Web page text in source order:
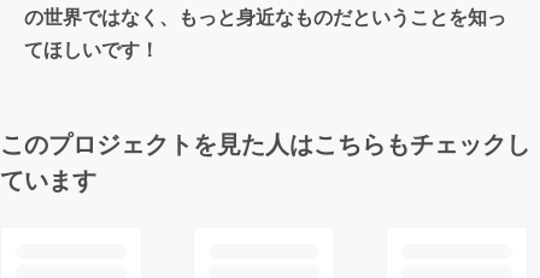
の世界ではなく、もっと身近なものだということを知っ
てほしいです！
このプロジェクトを見た人はこちらもチェックし
ています